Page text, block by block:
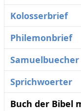
Kolosserbrief
Philemonbrief
Samuelbuecher
Sprichwoerter
Buch der Bibel